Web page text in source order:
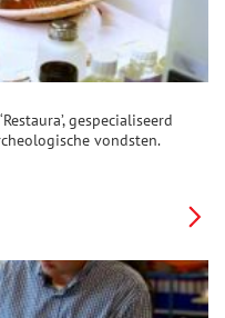
gespecialiseerd
vondsten.